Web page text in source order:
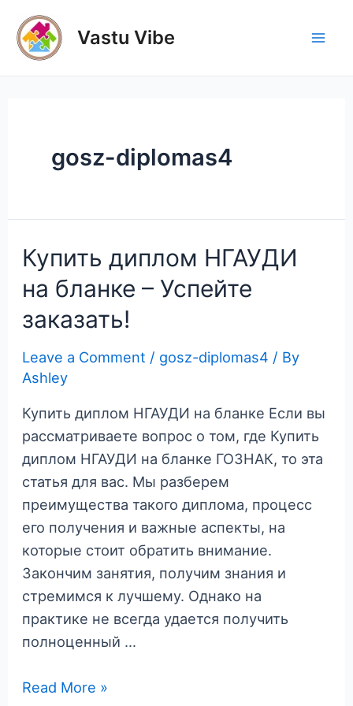
content
Vastu Vibe
gosz-diplomas4
Купить диплом НГАУДИ
на бланке – Успейте
заказать!
Leave a Comment / gosz-diplomas4 / By
Ashley
Купить диплом НГАУДИ на бланке Если вы
рассматриваете вопрос о том, где Купить
диплом НГАУДИ на бланке ГОЗНАК, то эта
статья для вас. Мы разберем
преимущества такого диплома, процесс
его получения и важные аспекты, на
которые стоит обратить внимание.
Закончим занятия, получим знания и
стремимся к лучшему. Однако на
практике не всегда удается получить
полноценный …
Купить
Read More »